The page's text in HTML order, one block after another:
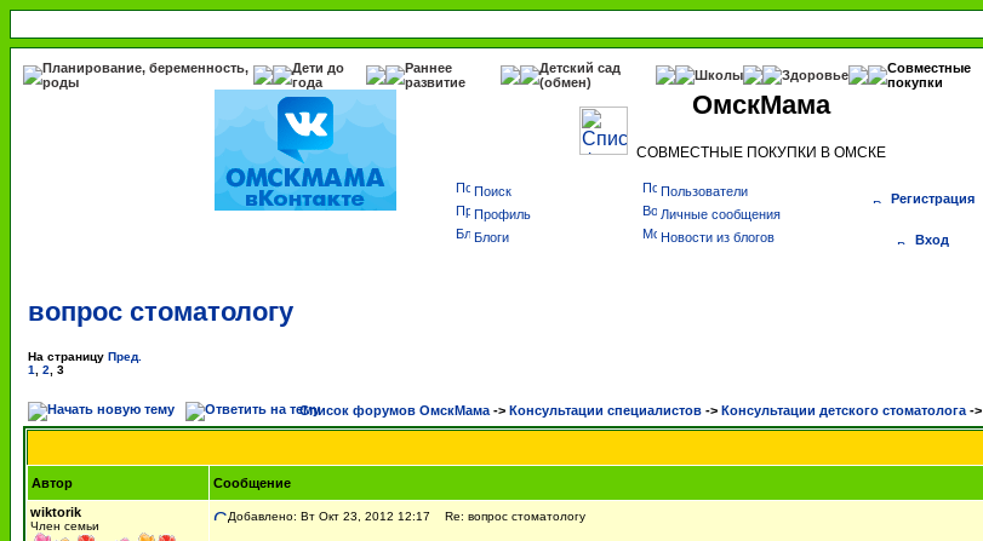
Планирование, беременность,
роды
Дети до
года
Раннее
развитие
Детский сад
(обмен)
Школы Здоровье
Совместные
покупки
ОмскМама
СОВМЕСТНЫЕ ПОКУПКИ В ОМСКЕ
Поиск
Пользователи
Профиль
Личные сообщения
Блоги
Новости из блогов
Регистрация
Вход
вопрос стоматологу
На страницу Пред.
1
2 3
Список форумов ОмскМама -> Консультации специалистов -> Консультации детского стоматолога ->
Автор
Сообщение
wiktorik
Член семьи
Добавлено: Вт Окт 23, 2012 12:17 Re: вопрос стоматологу